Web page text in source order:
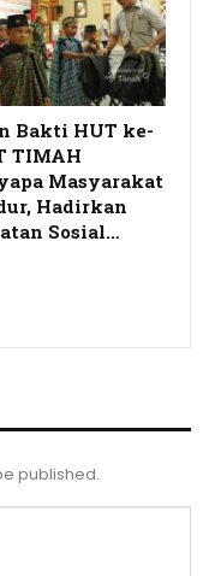
Bakti HUT ke-
TIMAH
Masyarakat
Hadirkan
Sosial…
published.